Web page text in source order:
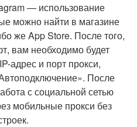
— использование
можно найти в магазине
же App Store. После того,
вам необходимо будет
адрес и порт прокси,
После
с социальной сетью
мобильные прокси без